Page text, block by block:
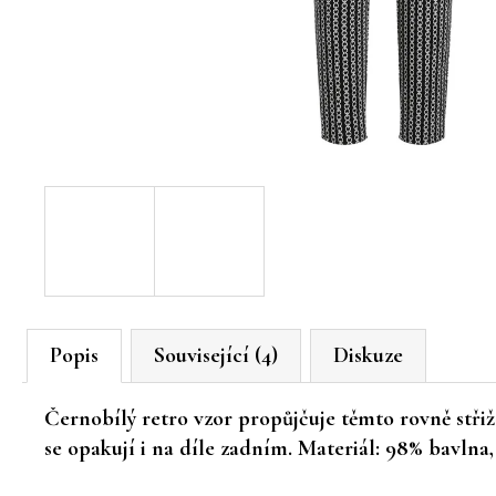
Popis Související (4) Diskuze
Černobílý retro vzor propůjčuje těmto rovně
se opakují i na díle zadním. Materiál: 98%